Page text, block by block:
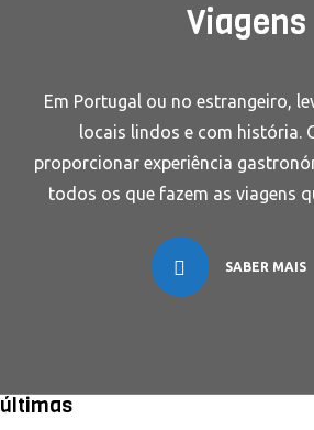
Viagens
Em Portugal ou no estrangeiro,
locais lindos e com história.
proporcionar experiência
todos os que fazem as viagens
SABER MAIS
últimas